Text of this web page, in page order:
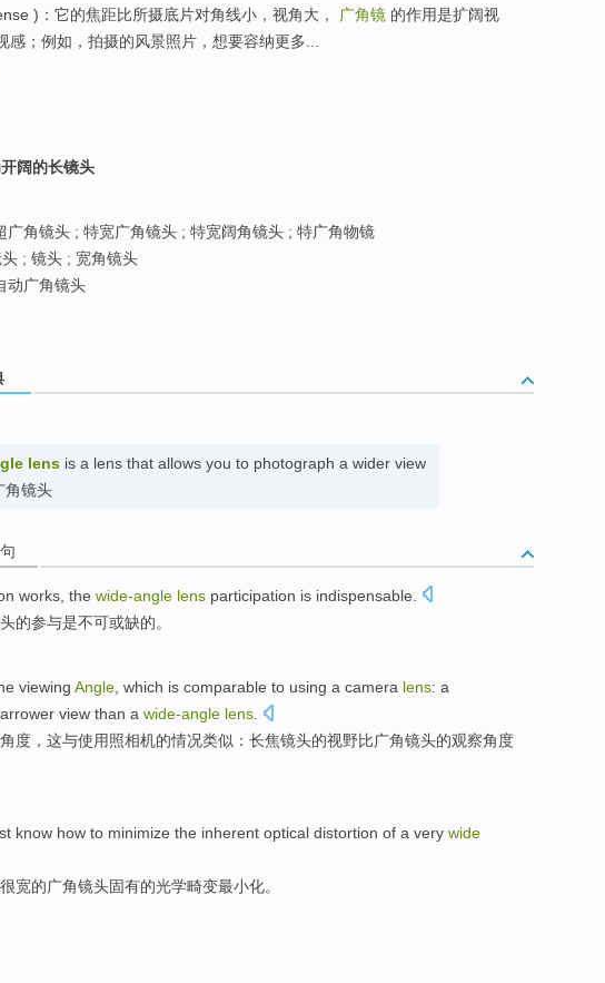
)：它的焦距比所摄底片对角线小，视角大， 广角镜 的作用是扩阔视
感；例如，拍摄的风景照片，想要容纳更多...
阔的长镜头
广角镜头 ; 特宽广角镜头 ; 特宽阔角镜头 ; 特广角物镜
头 ; 镜头 ; 宽角镜头
动广角镜头
lens is a lens that allows you to photograph a wider view
角镜头
works , the wide-angle lens participation is indispensable
的参与是不可或缺的。
viewing Angle, which is comparable to using a camera lens: a
view than a wide-angle lens.
角度 ， 这与使用照相机的情况类似 ： 长焦镜头的视野比广角镜头的观察角度
know how to minimize the inherent optical distortion of a very wide
很宽的广角镜头固有的光学畸变最小化。